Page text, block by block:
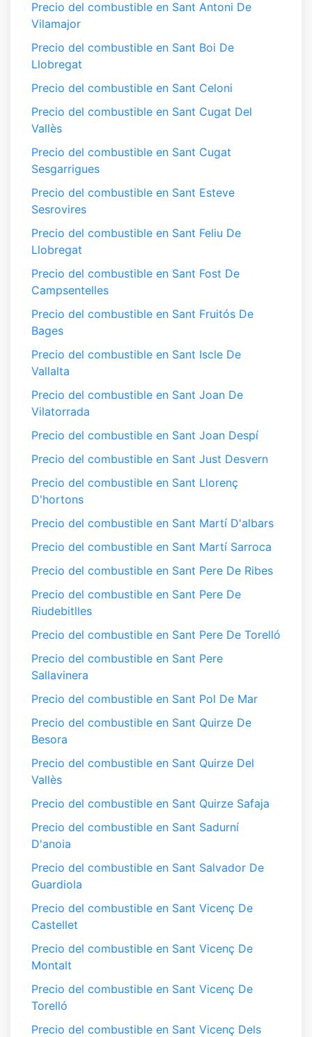
Precio del combustible en Sant Antoni De
Vilamajor
Precio del combustible en Sant Boi De
Llobregat
Precio del combustible en Sant Celoni
Precio del combustible en Sant Cugat Del
Vallès
Precio del combustible en Sant Cugat
Sesgarrigues
Precio del combustible en Sant Esteve
Sesrovires
Precio del combustible en Sant Feliu De
Llobregat
Precio del combustible en Sant Fost De
Campsentelles
Precio del combustible en Sant Fruitós De
Bages
Precio del combustible en Sant Iscle De
Vallalta
Precio del combustible en Sant Joan De
Vilatorrada
Precio del combustible en Sant Joan Despí
Precio del combustible en Sant Just Desvern
Precio del combustible en Sant Llorenç
D'hortons
Precio del combustible en Sant Martí D'albars
Precio del combustible en Sant Martí Sarroca
Precio del combustible en Sant Pere De Ribes
Precio del combustible en Sant Pere De
Riudebitlles
Precio del combustible en Sant Pere De Torelló
Precio del combustible en Sant Pere
Sallavinera
Precio del combustible en Sant Pol De Mar
Precio del combustible en Sant Quirze De
Besora
Precio del combustible en Sant Quirze Del
Vallès
Precio del combustible en Sant Quirze Safaja
Precio del combustible en Sant Sadurní
D'anoia
Precio del combustible en Sant Salvador De
Guardiola
Precio del combustible en Sant Vicenç De
Castellet
Precio del combustible en Sant Vicenç De
Montalt
Precio del combustible en Sant Vicenç De
Torelló
Precio del combustible en Sant Vicenç Dels